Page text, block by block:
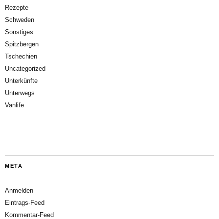
Rezepte
Schweden
Sonstiges
Spitzbergen
Tschechien
Uncategorized
Unterkünfte
Unterwegs
Vanlife
META
Anmelden
Eintrags-Feed
Kommentar-Feed